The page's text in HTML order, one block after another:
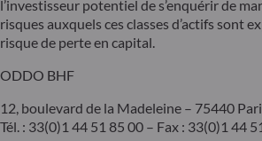
l’investisseur potentiel de s’enquérir de
risques auxquels ces classes d’actifs sont
risque de perte en capital.
ODDO BHF
12, boulevard de la Madeleine – 75440
Tél. : 33(0)1 44 51 85 00 – Fax : 33(0)1 44